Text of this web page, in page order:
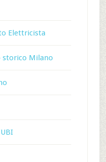
Elettricista
storico Milano